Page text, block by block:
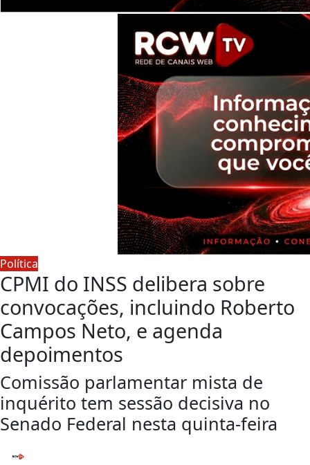
Política
CPMI do INSS delibera sobre
convocações, incluindo Roberto
Campos Neto, e agenda
depoimentos
Comissão parlamentar mista de
inquérito tem sessão decisiva no
Senado Federal nesta quinta-feira